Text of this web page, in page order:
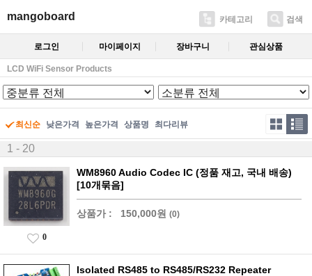
mangoboard 카테고리 검색
로그인 마이페이지 장바구니 관심상품
LCD WiFi Sensor Products
최신순 낮은가격 높은가격 상품명 최다리뷰
1 - 20
WM8960 Audio Codec IC (정품 재고, 국내 배송)
[10개묶음]
상품가 : 150,000원 (0)
0
Isolated RS485 to RS485/RS232 Repeater